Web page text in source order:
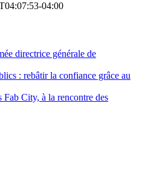
04:00
directrice générale de
: rebâtir la confiance grâce au
City, à la rencontre des